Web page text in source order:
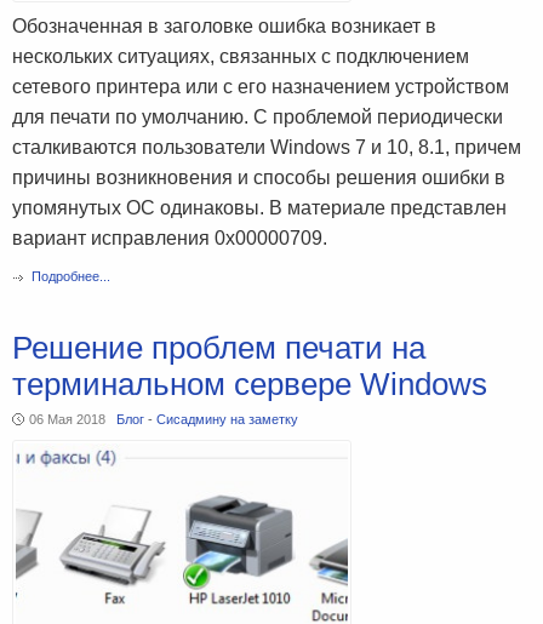
Обозначенная в заголовке ошибка возникает в
нескольких ситуациях, связанных с подключением
сетевого принтера или с его назначением устройством
для печати по умолчанию. С проблемой периодически
сталкиваются пользователи Windows 7 и 10, 8.1, причем
причины возникновения и способы решения ошибки в
упомянутых ОС одинаковы. В материале представлен
вариант исправления 0x00000709.
Подробнее...
Решение проблем печати на
терминальном сервере Windows
06 Мая 2018 Блог - Сисадмину на заметку